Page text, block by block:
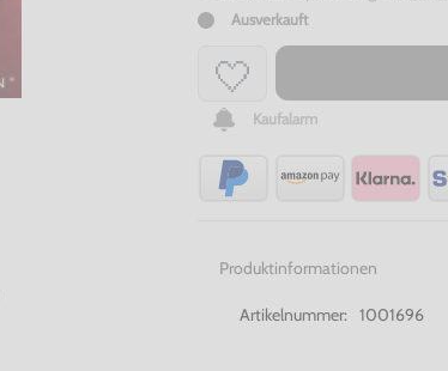
Ausverkauft
Kaufalarm
Produktinformationen
Artikelnummer: 1001696